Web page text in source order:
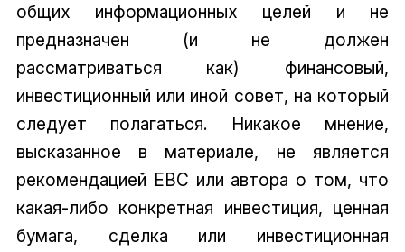
общих информационных целей и не
предназначен (и не должен
рассматриваться как) финансовый,
инвестиционный или иной совет, на который
следует полагаться. Никакое мнение,
высказанное в материале, не является
рекомендацией EBC или автора о том, что
какая-либо конкретная инвестиция, ценная
бумага, сделка или инвестиционная